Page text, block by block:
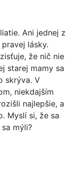
Ani jednej z
lásky.
že nič nie
starej mamy sa
skrýva. V
niekdajším
najlepšie, a
Myslí si, že sa
mýli?